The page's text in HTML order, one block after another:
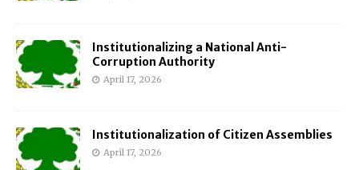
Institutionalizing a National Anti-
Corruption Authority
April 17, 2026
Institutionalization of Citizen Assemblies
April 17, 2026